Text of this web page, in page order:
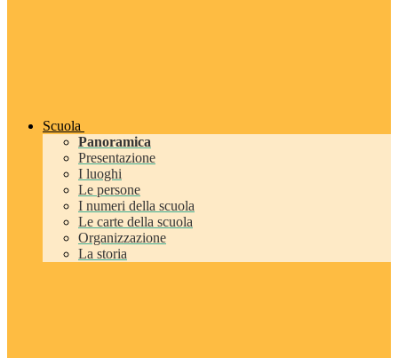
Scuola
Panoramica
Presentazione
I luoghi
Le persone
I numeri della scuola
Le carte della scuola
Organizzazione
La storia